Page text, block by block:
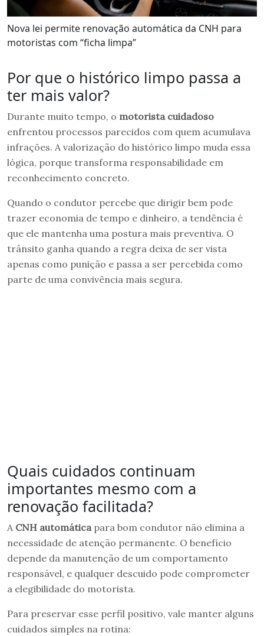
Nova lei permite renovação automática da CNH para
motoristas com “ficha limpa”
Por que o histórico limpo passa a
ter mais valor?
Durante muito tempo, o motorista cuidadoso
enfrentou processos parecidos com quem acumulava
infrações. A valorização do histórico limpo muda essa
lógica, porque transforma responsabilidade em
reconhecimento concreto.
Quando o condutor percebe que dirigir bem pode
trazer economia de tempo e dinheiro, a tendência é
que ele mantenha uma postura mais preventiva. O
trânsito ganha quando a regra deixa de ser vista
apenas como punição e passa a ser percebida como
parte de uma convivência mais segura.
Quais cuidados continuam
importantes mesmo com a
renovação facilitada?
A CNH automáticapara bom condutor não elimina a
necessidade de atenção permanente. O benefício
depende da manutenção de um comportamento
responsável, e qualquer descuido pode comprometer
a elegibilidade do motorista.
Para preservar esse perfil positivo, vale manter alguns
cuidados simples na rotina: